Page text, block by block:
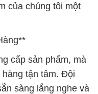
của chúng tôi một
cấp sản phẩm, mà
tận tâm. Đội
sàng lắng nghe và